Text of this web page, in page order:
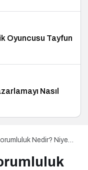
Oyuncusu Tayfun
Nasıl
Nedir? Niye